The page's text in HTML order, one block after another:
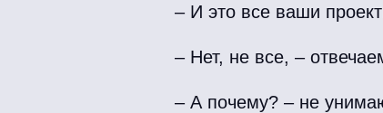
– И это все ваши
– Нет, не все, –
– А почему? – не